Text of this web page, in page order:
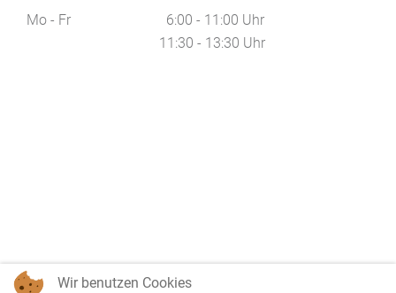
Mo - Fr
6:00 - 11:00 Uhr
11:30 - 13:30 Uhr
Wir benutzen Cookies